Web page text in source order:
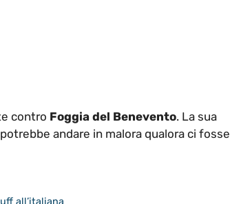
contro Foggia del Benevento. La sua
andare in malora qualora ci fosse
all’italiana